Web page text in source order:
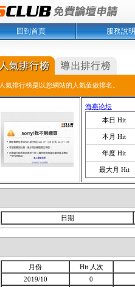
回到首頁 服務說明
人氣排行榜是以您網站的人氣值做排名。
海燕论坛
本日 Hit
本月 Hit
年度 Hit
最大月 Hit
日期
月份 Hit 人次
2019/10
0